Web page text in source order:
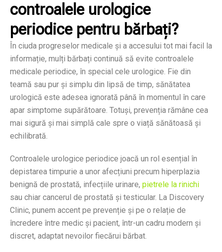
controalele urologice
periodice pentru bărbați?
În ciuda progreselor medicale și a accesului tot mai facil la
informație, mulți bărbați continuă să evite controalele
medicale periodice, în special cele urologice. Fie din
teamă sau pur și simplu din lipsă de timp, sănătatea
urologică este adesea ignorată până în momentul în care
apar simptome supărătoare. Totuși, prevenția rămâne cea
mai sigură și mai simplă cale spre o viață sănătoasă și
echilibrată.
Controalele urologice periodice joacă un rol esențial în
depistarea timpurie a unor afecțiuni precum hiperplazia
benignă de prostată, infecțiile urinare, pietrele la rinichi
sau chiar cancerul de prostată și testicular. La Discovery
Clinic, punem accent pe prevenție și pe o relație de
încredere între medic și pacient, într-un cadru modern și
discret, adaptat nevoilor fiecărui bărbat.